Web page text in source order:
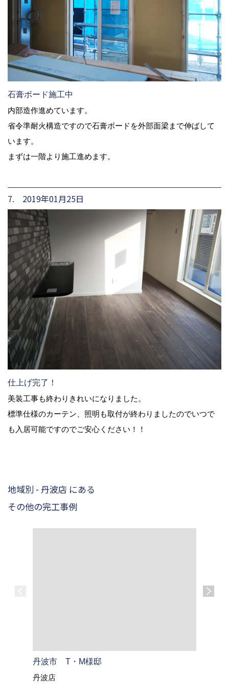
石膏ボード施工中
内部造作進めています。
省令準耐火構造ですので石膏ボードを外部面梁まで伸ばして
います。
まずは一階より施工進めます。
7. 2019年01月25日
仕上げ完了！
美装工事も終わりきれいになりました。
標準仕様のカーテン、照明も取付が終わりましたのでいつで
も入居可能ですのでご安心ください！！
地域別 - 丹波店 にある
その他の完工事例
丹波市 T・M様邸
丹波店